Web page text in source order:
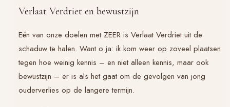
Verlaat Verdriet en bewustzijn
Eén van onze doelen met ZEER is Verlaat Verdrietuit de
schaduw te halen. Want o ja: ik kom weer op zoveel plaatsen
tegen hoe weinig kennis – en niet alleen kennis, maar ook
bewustzijn – er is als het gaat om de gevolgen van jong
ouderverlies op de langere termijn.